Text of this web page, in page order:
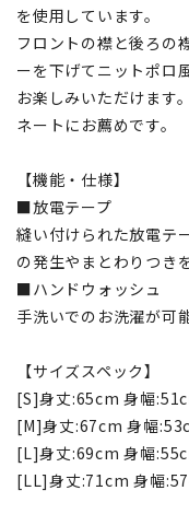
を使用しています。
フロントの襟と後ろの
ーを下げてニットポロ
お楽しみいただけます
ネートにお薦めです。
【機能・仕様】
■放電テープ
縫い付けられた放電テ
の発生やまとわりつき
■ハンドウォッシュ
手洗いでのお洗濯が可能
【サイズスペック】
[S]身丈:65cm 身幅
[M]身丈:67cm 身幅
[L]身丈:69cm 身幅
[LL]身丈:71cm 身幅